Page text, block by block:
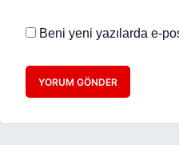
Beni yeni yazılarda e-
YORUM GÖNDER